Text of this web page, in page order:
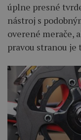
úplne presné
nástroj s
overené merače,
pravou stranou je